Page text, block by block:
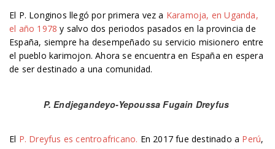
El P. Longinos llegó por primera vez a Karamoja, en Uganda,
el año 1978 y salvo dos periodos pasados en la provincia de
España, siempre ha desempeñado su servicio misionero entre
el pueblo karimojon. Ahora se encuentra en España en espera
de ser destinado a una comunidad.
P. Endjegandeyo-Yepoussa Fugain Dreyfus
El P. Dreyfus es centroafricano. En 2017 fue destinado a Perú,